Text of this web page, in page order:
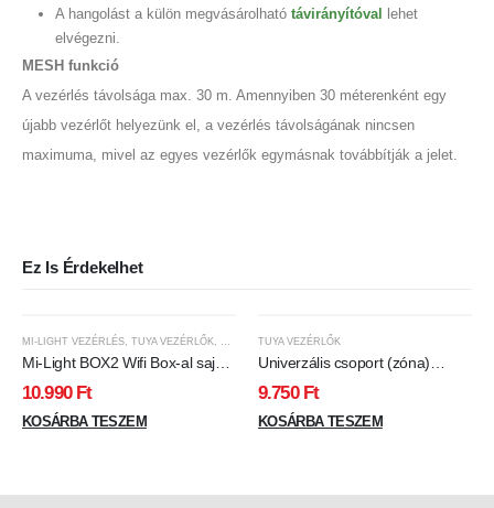
A hangolást a külön megvásárolható távirányítóval
lehet
elvégezni.
MESH funkció
A vezérlés távolsága max. 30 m. Amennyiben 30 méterenként egy
újabb vezérlőt helyezünk el, a vezérlés távolságának nincsen
maximuma, mivel az egyes vezérlők egymásnak továbbítják a jelet.
Ez Is Érdekelhet
MI-LIGHT VEZÉRLÉS, TUYA VEZÉRLŐK, WIFI BOX
Mi-Light BOX2 Wifi Box-al saját
Wifi hálózatán kapcsolhatja
össze Mi-Light termékeit, majd
telefonon távolról vagy hanggal
10.990 Ft
KOSÁRBA TESZEM
TUYA VEZÉRLŐK
Univerzális csoport (zóna)
vezérlő , 3in1 ,
RGB/RGBW/RGB-CCT ,
dimmelhető , group control ,
9.750 Ft
KOSÁRBA TESZEM